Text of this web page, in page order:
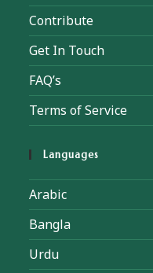
Contribute
Get In Touch
FAQ’s
Terms of Service
Languages
Arabic
Bangla
Urdu